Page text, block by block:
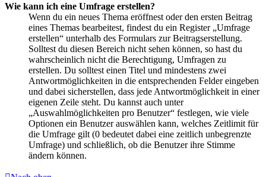
Wie kann ich eine Umfrage erstellen?
Wenn du ein neues Thema eröffnest oder den ersten Beitrag
eines Themas bearbeitest, findest du ein Register „Umfrage
erstellen“ unterhalb des Formulars zur Beitragserstellung.
Solltest du diesen Bereich nicht sehen können, so hast du
wahrscheinlich nicht die Berechtigung, Umfragen zu
erstellen. Du solltest einen Titel und mindestens zwei
Antwortmöglichkeiten in die entsprechenden Felder eingeben
und dabei sicherstellen, dass jede Antwortmöglichkeit in einer
eigenen Zeile steht. Du kannst auch unter
„Auswahlmöglichkeiten pro Benutzer“ festlegen, wie viele
Optionen ein Benutzer auswählen kann, welches Zeitlimit für
die Umfrage gilt (0 bedeutet dabei eine zeitlich unbegrenzte
Umfrage) und schließlich, ob die Benutzer ihre Stimme
ändern können.